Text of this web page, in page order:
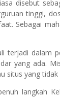
disebut
tinggi,
Sebagai
terjadi dalam
yang ada.
situs yang
langkah